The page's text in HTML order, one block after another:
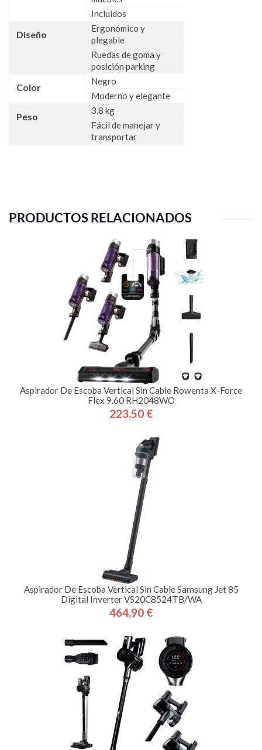
Incluidos
Diseño
Ergonómico y
plegable
Ruedas de goma y
posición parking
Color
Negro
Moderno y elegante
Peso
3,8 kg
Fácil de manejar y
transportar
PRODUCTOS RELACIONADOS
Aspirador De Escoba Vertical Sin Cable Rowenta X-Force
Flex 9.60 RH2048WO
Precio
223,50 €
Aspirador De Escoba Vertical Sin Cable Samsung Jet 85
Digital Inverter VS20C8524TB/WA
Precio
464,90 €